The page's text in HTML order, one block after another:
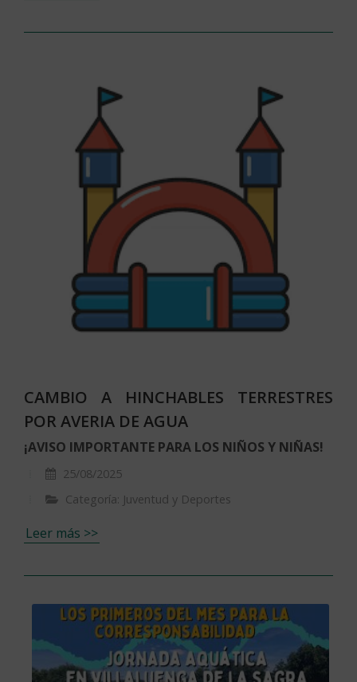
CAMBIO A HINCHABLES TERRESTRES
POR AVERIA DE AGUA
¡AVISO IMPORTANTE PARA LOS NIÑOS Y NIÑAS!
25/08/2025
Categoría: Juventud y Deportes
Leer más >>